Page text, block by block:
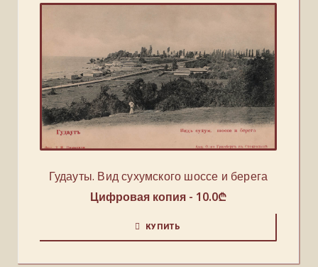
Гудауты. Вид сухумского шоссе и берега
Цифровая копия - 10.0₾
КУПИТЬ